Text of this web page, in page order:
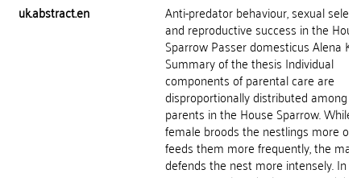
uk.abstract.en
Anti-predator behaviour, sexual
and reproductive success in the
Sparrow Passer domesticus Alena
Summary of the thesis Individual
components of parental care are
disproportionally distributed among
parents in the House Sparrow. While
female broods the nestlings more
feeds them more frequently, the male
defends the nest more intensely. In